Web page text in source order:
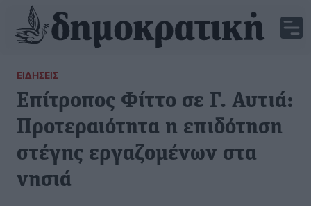
ΕΙΔΉΣΕΙΣ
Επίτροπος Φίττο σε Γ. Αυτιά:
Προτεραιότητα η επιδότηση
στέγης εργαζομένων στα
νησιά